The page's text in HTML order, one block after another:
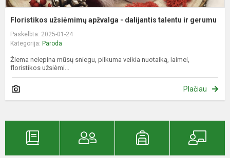
Floristikos užsiėmimų apžvalga - dalijantis talentu ir gerumu
Paskelbta: 2025-01-24
Kategorija: Paroda
Žiema nelepina mūsų sniegu, pilkuma veikia nuotaiką, laimei,
floristikos užsiėmi...
Plačiau